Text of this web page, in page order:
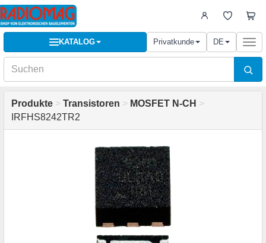
KATALOG Privatkunde DE
Produkte > Transistoren > MOSFET N-CH >
IRFHS8242TR2